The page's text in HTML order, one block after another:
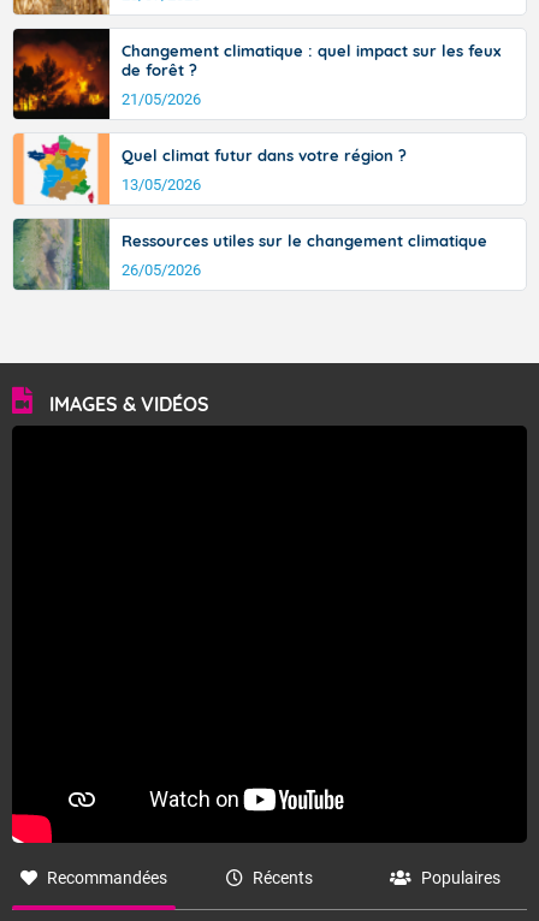
Changement climatique : quel impact sur les feux
de forêt ?
21/05/2026
Quel climat futur dans votre région ?
13/05/2026
Ressources utiles sur le changement climatique
26/05/2026
IMAGES & VIDÉOS
Recommandées Récents Populaires